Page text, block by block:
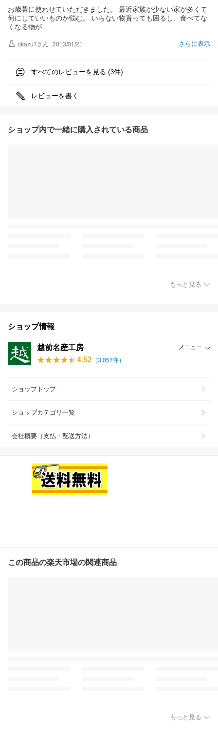
お歳暮に使わせていただきました。 最近家族が少ない家が多くて
何にしていいものか悩む。 いらない物貰っても困るし、食べてな
くなる物が
さらに表示
okazu7さん 2013/01/21
すべてのレビューを見る (3件)
レビューを書く
ショップ内で一緒に購入されている商品
もっと見る
ショップ情報
越前名産工房 メニュー
4.52 （3,057件）
ショップトップ
ショップカテゴリ一覧
会社概要（支払・配送方法）
この商品の楽天市場の関連商品
もっと見る